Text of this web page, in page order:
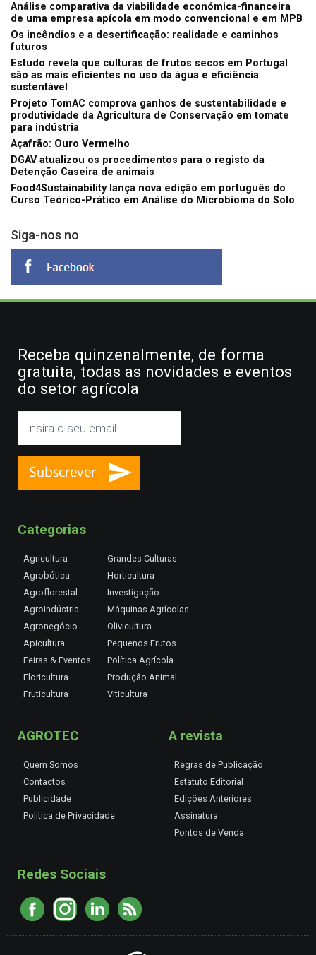
Análise comparativa da viabilidade económica-financeira
de uma empresa apícola em modo convencional e em MPB
Os incêndios e a desertificação: realidade e caminhos
futuros
Estudo revela que culturas de frutos secos em Portugal
são as mais eficientes no uso da água e eficiência
sustentável
Projeto TomAC comprova ganhos de sustentabilidade e
produtividade da Agricultura de Conservação em tomate
para indústria
Açafrão: Ouro Vermelho
DGAV atualizou os procedimentos para o registo da
Detenção Caseira de animais
Food4Sustainability lança nova edição em português do
Curso Teórico-Prático em Análise do Microbioma do Solo
Siga-nos no
Receba quinzenalmente, de forma
gratuita, todas as novidades e eventos
do setor agrícola
Categorias
Agricultura
Agrobótica
Agroflorestal
Agroindústria
Agronegócio
Apicultura
Feiras & Eventos
Floricultura
Fruticultura
Grandes Culturas
Horticultura
Investigação
Máquinas Agrícolas
Olivicultura
Pequenos Frutos
Política Agrícola
Produção Animal
Viticultura
AGROTEC
Quem Somos
Contactos
Publicidade
Política de Privacidade
A revista
Regras de Publicação
Estatuto Editorial
Edições Anteriores
Assinatura
Pontos de Venda
Redes Sociais